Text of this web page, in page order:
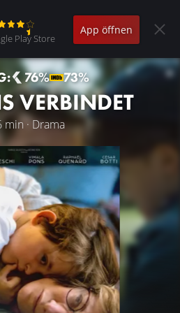
Play Store
App öffnen
76% 73%
VERBINDET
min · Drama